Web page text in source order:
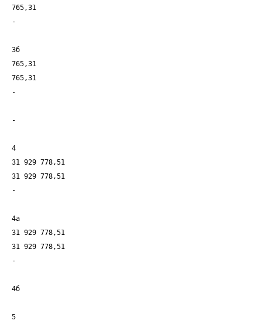
765,31
-
3б
765,31
765,31
-
-
4
31 929 778,51
31 929 778,51
-
4а
31 929 778,51
31 929 778,51
-
4б
5